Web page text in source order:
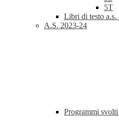
5T
Libri di testo a.s.
A.S. 2023-24
Programmi